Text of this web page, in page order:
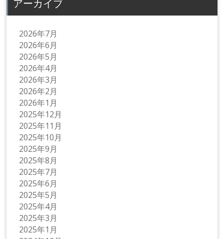
アーカイブ
2026年7月
2026年6月
2026年5月
2026年4月
2026年3月
2026年2月
2026年1月
2025年12月
2025年11月
2025年10月
2025年9月
2025年8月
2025年7月
2025年6月
2025年5月
2025年4月
2025年3月
2025年1月